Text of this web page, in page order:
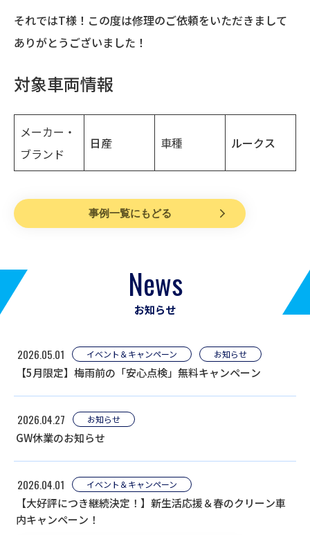
それではT様！この度は修理のご依頼をいただきまして
ありがとうございました！
対象車両情報
メーカー・
ブランド
日産 車種 ルークス
事例一覧にもどる
News
お知らせ
2026.05.01 イベント＆キャンペーン お知らせ
【5月限定】梅雨前の「安心点検」無料キャンペーン
2026.04.27 お知らせ
GW休業のお知らせ
2026.04.01 イベント＆キャンペーン
【大好評につき継続決定！】新生活応援＆春のクリーン車
内キャンペーン！